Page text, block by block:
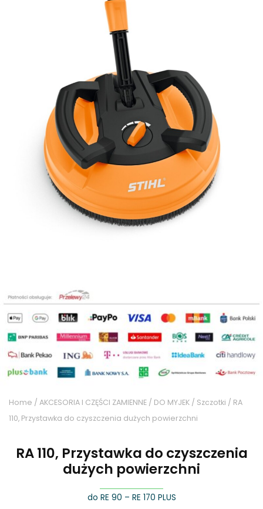
Home / AKCESORIA I CZĘŚCI ZAMIENNE / DO MYJEK / Szczotki / RA
110, Przystawka do czyszczenia dużych powierzchni
RA 110, Przystawka do czyszczenia
dużych powierzchni
do RE 90 – RE 170 PLUS